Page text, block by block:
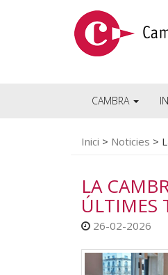
CAMBRA
Inici > Noticies >
LA
ÚLTIMES
26-02-2026